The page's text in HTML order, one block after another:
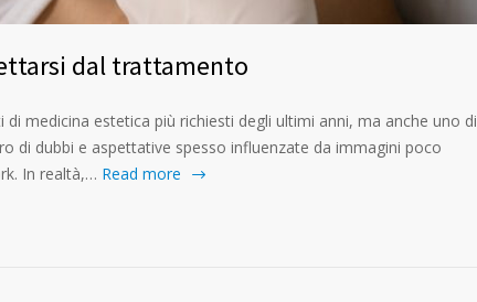
dal trattamento
medicina estetica più richiesti degli ultimi anni, ma anche uno di
di dubbi e aspettative spesso influenzate da immagini poco
In realtà,… Read more